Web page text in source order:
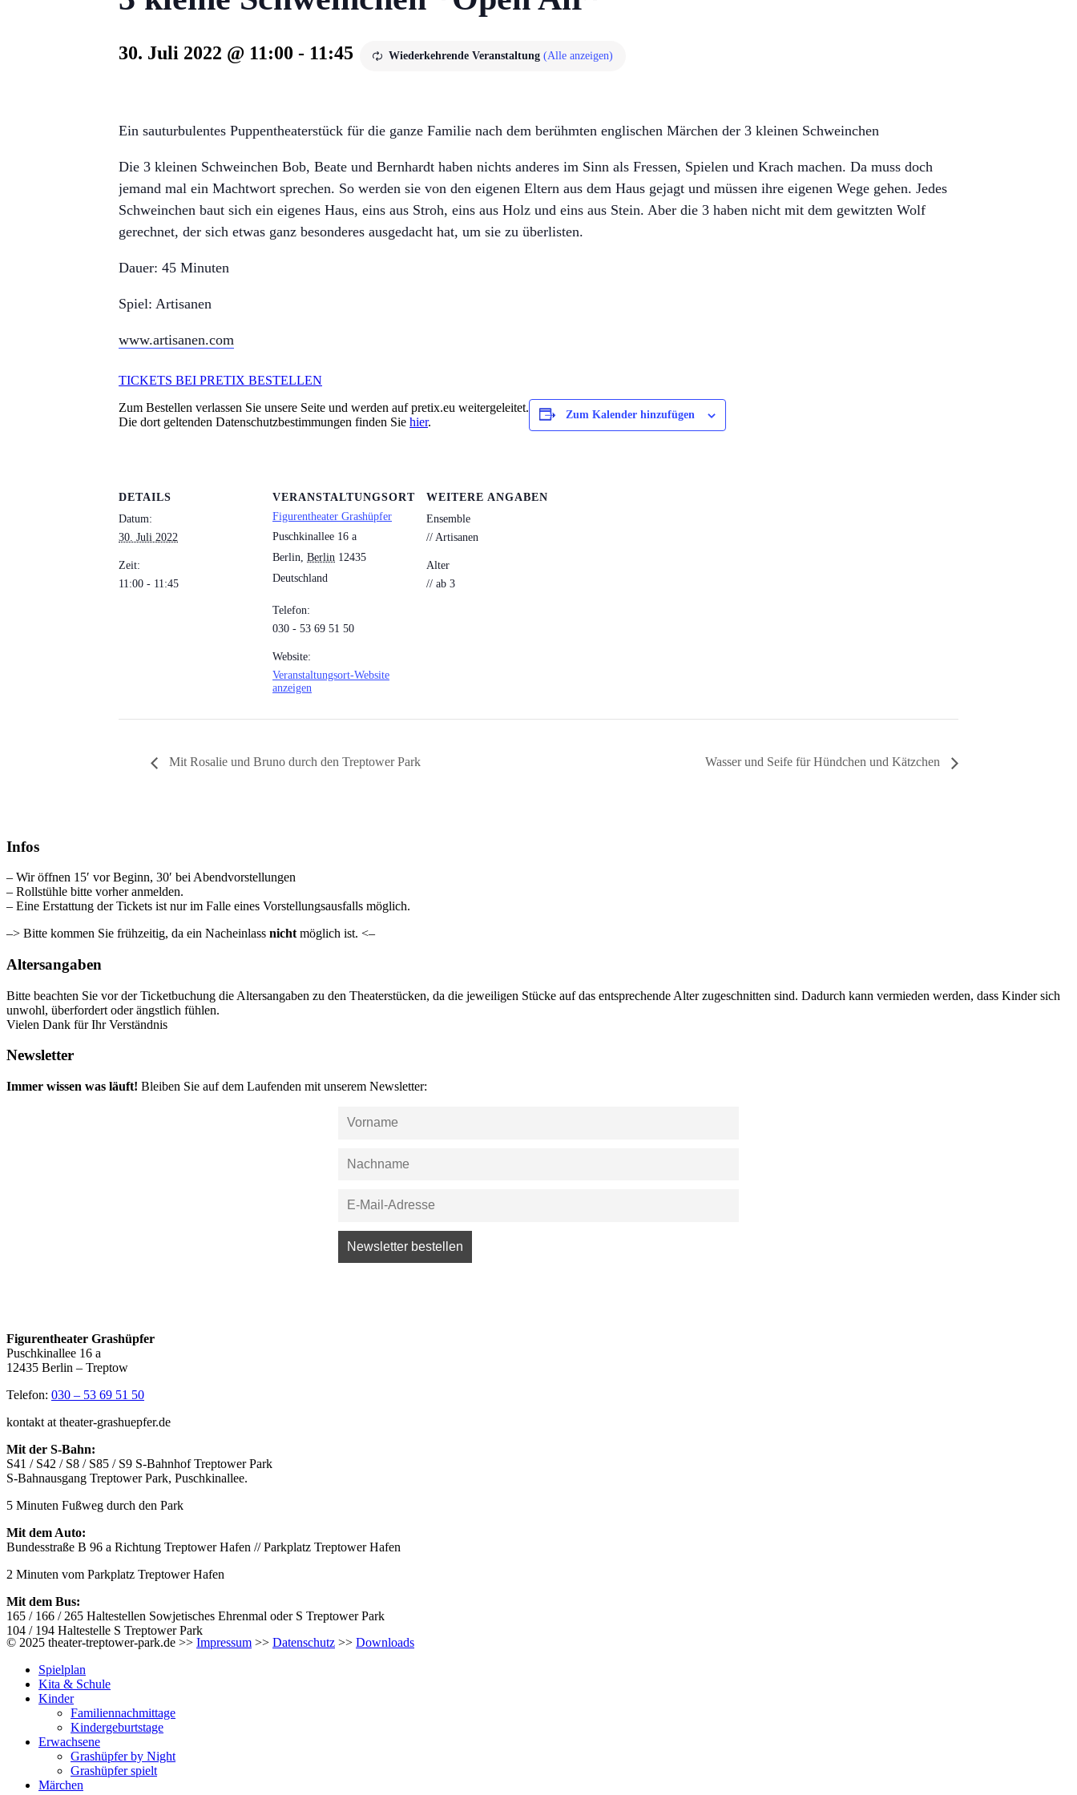
30. Juli 2022 @ 11:00 - 11:45 Wiederkehrende Veranstaltung (Alle anzeigen)
Ein sauturbulentes Puppentheaterstück für die ganze Familie nach dem berühmten englischen Märchen der 3 kleinen Schweinchen
Die 3 kleinen Schweinchen Bob, Beate und Bernhardt haben nichts anderes im Sinn als Fressen, Spielen und Krach machen. Da muss doch
jemand mal ein Machtwort sprechen. So werden sie von den eigenen Eltern aus dem Haus gejagt und müssen ihre eigenen Wege gehen. Jedes
Schweinchen baut sich ein eigenes Haus, eins aus Stroh, eins aus Holz und eins aus Stein. Aber die 3 haben nicht mit dem gewitzten Wolf
gerechnet, der sich etwas ganz besonderes ausgedacht hat, um sie zu überlisten.
Dauer: 45 Minuten
Spiel: Artisanen
www.artisanen.com
TICKETS BEI PRETIX BESTELLEN
Zum Bestellen verlassen Sie unsere Seite und werden auf pretix.eu weitergeleitet.
Die dort geltenden Datenschutzbestimmungen finden Sie hier.
Zum Kalender hinzufügen
DETAILS
Datum:
30. Juli 2022
Zeit:
11:00 - 11:45
VERANSTALTUNGSORT
Figurentheater Grashüpfer
Puschkinallee 16 a
Berlin, Berlin 12435
Deutschland
Telefon:
030 - 53 69 51 50
Website:
Veranstaltungsort-Website
anzeigen
WEITERE ANGABEN
Ensemble
// Artisanen
Alter
// ab 3
Mit Rosalie und Bruno durch den Treptower Park Wasser und Seife für Hündchen und Kätzchen
Infos
– Wir öffnen 15′ vor Beginn, 30′ bei Abendvorstellungen
– Rollstühle bitte vorher anmelden.
– Eine Erstattung der Tickets ist nur im Falle eines Vorstellungsausfalls möglich.
–> Bitte kommen Sie frühzeitig, da ein Nacheinlass nicht möglich ist. <–
Altersangaben
Bitte beachten Sie vor der Ticketbuchung die Altersangaben zu den Theaterstücken, da die jeweiligen Stücke auf das entsprechende Alter zugeschnitten sind. Dadurch kann vermieden werden, dass Kinder sich
unwohl, überfordert oder ängstlich fühlen.
Vielen Dank für Ihr Verständnis
Newsletter
Immer wissen was läuft! Bleiben Sie auf dem Laufenden mit unserem Newsletter:
Figurentheater Grashüpfer
Puschkinallee 16 a
12435 Berlin – Treptow
Telefon: 030 – 53 69 51 50
kontakt at theater-grashuepfer.de
Mit der S-Bahn:
S41 / S42 / S8 / S85 / S9 S-Bahnhof Treptower Park
S-Bahnausgang Treptower Park, Puschkinallee.
5 Minuten Fußweg durch den Park
Mit dem Auto:
Bundesstraße B 96 a Richtung Treptower Hafen // Parkplatz Treptower Hafen
2 Minuten vom Parkplatz Treptower Hafen
Mit dem Bus:
165 / 166 / 265 Haltestellen Sowjetisches Ehrenmal oder S Treptower Park
104 / 194 Haltestelle S Treptower Park
© 2025 theater-treptower-park.de >> Impressum >> Datenschutz >> Downloads
Spielplan
Kita & Schule
Kinder
Familiennachmittage
Kindergeburtstage
Erwachsene
Grashüpfer by Night
Grashüpfer spielt
Märchen